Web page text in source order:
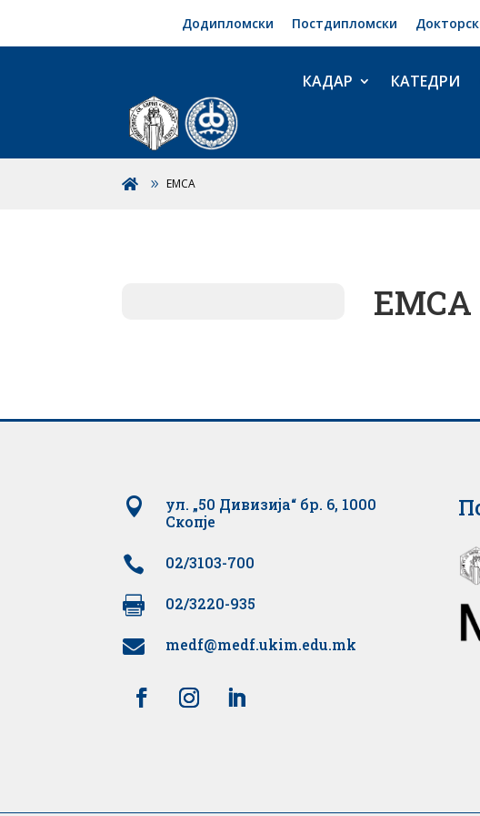
Додипломски Постдипломски
КАДАР КАТЕДРИ
 ЕМСА
ЕМСА

ул. „50 Дивизија“ бр. 6, 1000
Скопје
 02/3103-700
 02/3220-935
 medf@medf.ukim.edu.mk